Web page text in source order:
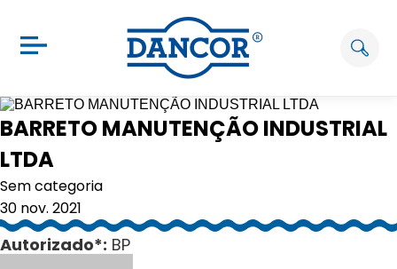
BARRETO MANUTENÇÃO INDUSTRIAL
LTDA
Sem categoria
30 nov. 2021
Autorizado*: BP